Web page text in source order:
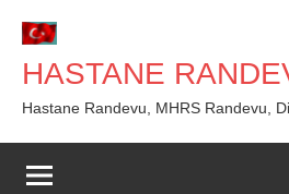
geç
HASTANE
Hastane Randevu, MHRS Randevu,